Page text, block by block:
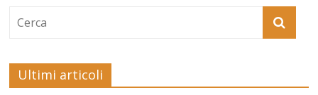
Ultimi articoli